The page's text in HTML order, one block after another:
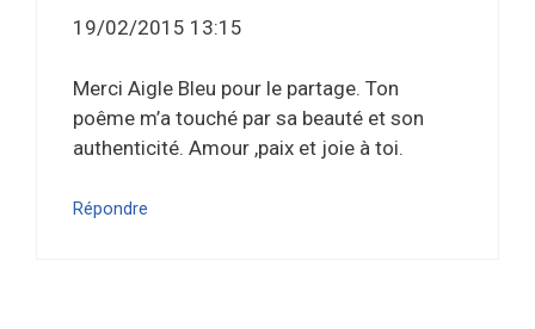
19/02/2015 13:15
Merci Aigle Bleu pour le partage. Ton
poême m’a touché par sa beauté et son
authenticité. Amour ,paix et joie à toi.
Répondre